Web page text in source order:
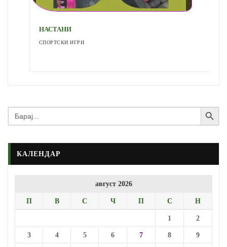
НАСТАНИ
СПОРТСКИ ИГРИ
Search
for:
Search Button
КАЛЕНДАР
август 2026
П В С Ч П С Н
1 2
3 4 5 6 7 8 9